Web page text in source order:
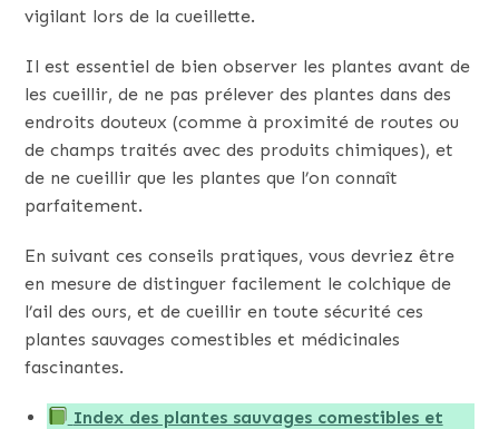
vigilant lors de la cueillette.
Il est essentiel de bien observer les plantes avant de
les cueillir, de ne pas prélever des plantes dans des
endroits douteux (comme à proximité de routes ou
de champs traités avec des produits chimiques), et
de ne cueillir que les plantes que l’on connaît
parfaitement.
En suivant ces conseils pratiques, vous devriez être
en mesure de distinguer facilement le colchique de
l’ail des ours, et de cueillir en toute sécurité ces
plantes sauvages comestibles et médicinales
fascinantes.
Index des plantes sauvages comestibles et